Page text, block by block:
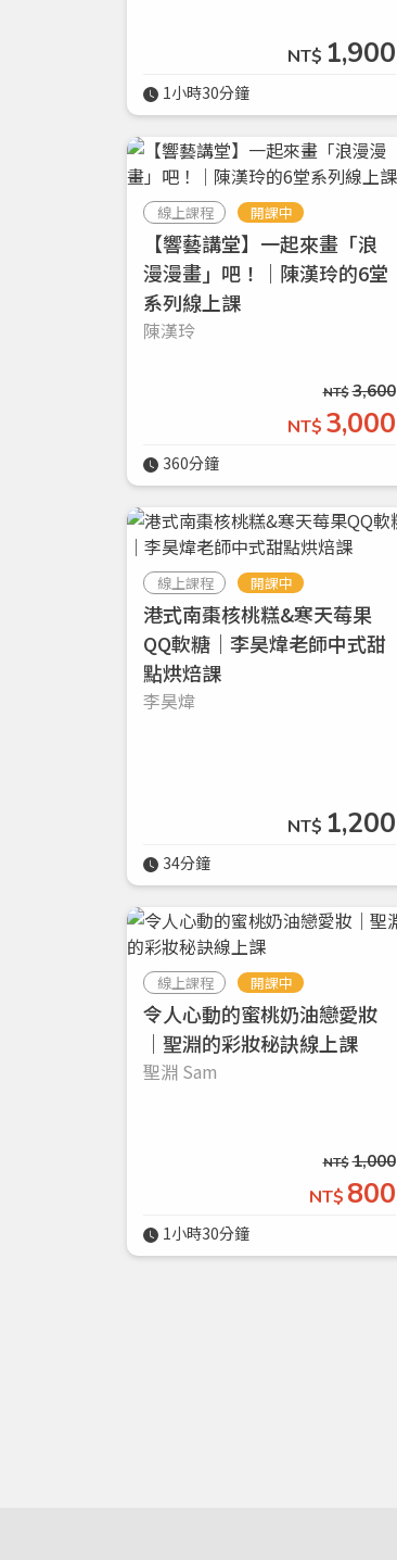
NT$ 1,900
1小時30分鐘
線上課程 開課中
【響藝講堂】一起來畫「浪
漫漫畫」吧！｜陳漢玲的6堂
系列線上課
陳漢玲
NT$3,600
NT$ 3,000
360分鐘
線上課程 開課中
港式南棗核桃糕&寒天莓果
QQ軟糖｜李昊煒老師中式甜
點烘焙課
李昊煒
NT$ 1,200
34分鐘
線上課程 開課中
令人心動的蜜桃奶油戀愛妝
｜聖淵的彩妝秘訣線上課
聖淵 Sam
NT$1,000
NT$ 800
1小時30分鐘